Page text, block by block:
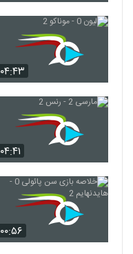
۰۴:۴۳
۰۴:۴۱
۰۰:۵۶